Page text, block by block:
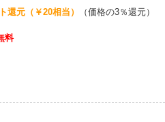
還元（￥20相当） （価格の3％還元）
料